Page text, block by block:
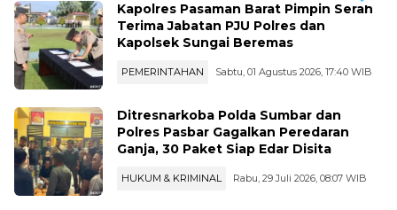
Kapolres Pasaman Barat Pimpin Serah
Terima Jabatan PJU Polres dan
Kapolsek Sungai Beremas
PEMERINTAHAN Sabtu, 01 Agustus 2026, 17:40 WIB
Ditresnarkoba Polda Sumbar dan
Polres Pasbar Gagalkan Peredaran
Ganja, 30 Paket Siap Edar Disita
HUKUM & KRIMINAL Rabu, 29 Juli 2026, 08:07 WIB